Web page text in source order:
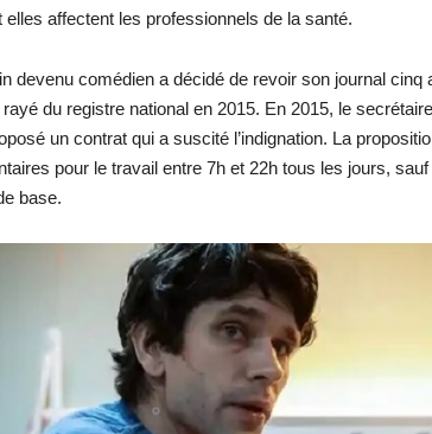
elles affectent les professionnels de la santé.
devenu comédien a décidé de revoir son journal
du registre national en 2015. En 2015, le
un contrat qui a suscité l’indignation. La
pour le travail entre 7h et 22h tous les jours,
base.